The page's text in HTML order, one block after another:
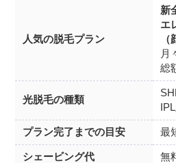
人気の脱毛プラン
新
エ
月
総
光脱毛の種類
プラン完了までの目安 最
シェービング代 無